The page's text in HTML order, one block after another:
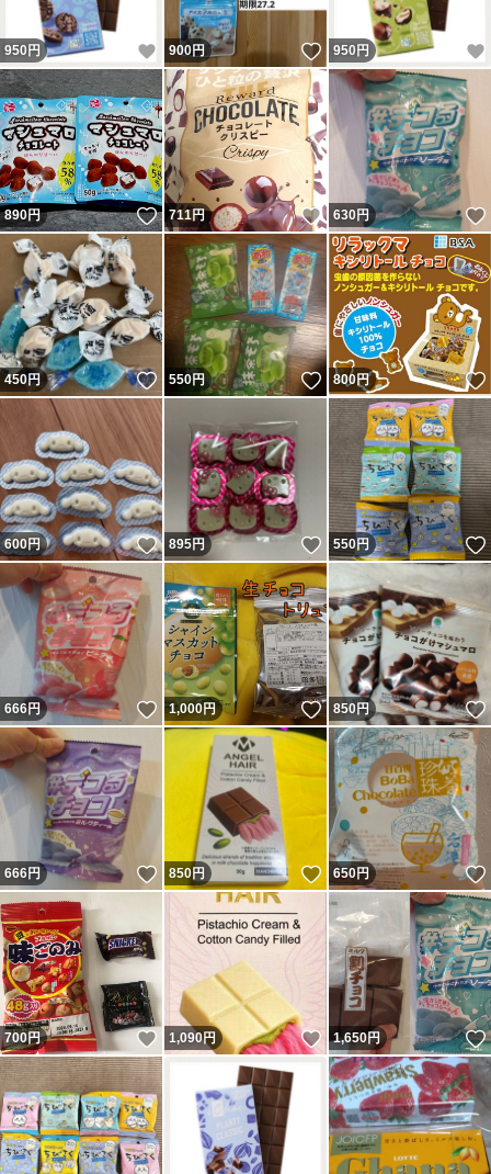
950 円 いいね！
900円 いいね！
950 円
890円 いいね！
711円 いいね！
630円
450円 いいね！
550円 いいね！
800円
600円 いいね！
895円 いいね！
550円
666円 いいね！
1,000円 いいね！
850円
666円 いいね！
850円 いいね！
650円
700円 いいね！
1,090円 いいね！
1,650円